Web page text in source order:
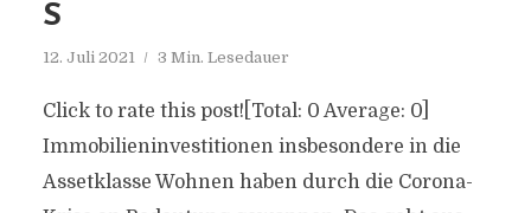
S
12. Juli 2021 3 Min. Lesedauer
Click to rate this post![Total: 0 Average: 0]
Immobilieninvestitionen insbesondere in die
Assetklasse Wohnen haben durch die Corona-